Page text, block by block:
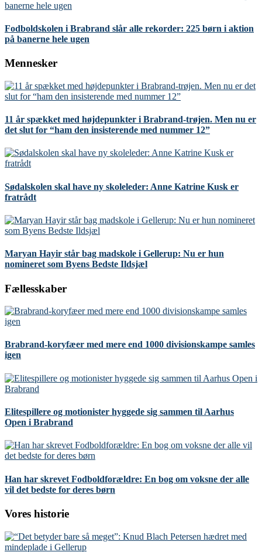
Fodboldskolen i Brabrand slår alle rekorder: 225 børn i aktion
på banerne hele ugen
Mennesker
11 år spækket med højdepunkter i Brabrand-trøjen. Men nu er
det slut for “ham den insisterende med nummer 12”
Sødalskolen skal have ny skoleleder: Anne Katrine Kusk er
fratrådt
Maryan Hayir står bag madskole i Gellerup: Nu er hun
nomineret som Byens Bedste Ildsjæl
Fællesskaber
Brabrand-koryfæer med mere end 1000 divisionskampe samles
igen
Elitespillere og motionister hyggede sig sammen til Aarhus
Open i Brabrand
Han har skrevet Fodboldforældre: En bog om voksne der alle
vil det bedste for deres børn
Vores historie